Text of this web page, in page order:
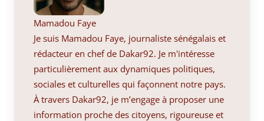
Mamadou Faye
Je suis Mamadou Faye, journaliste sénégalais et
rédacteur en chef de Dakar92. Je m'intéresse
particulièrement aux dynamiques politiques,
sociales et culturelles qui façonnent notre pays.
À travers Dakar92, je m’engage à proposer une
information proche des citoyens, rigoureuse et